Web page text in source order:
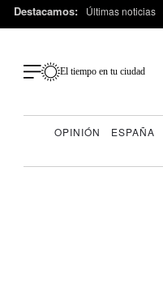
Destacamos: Últimas noticias
El tiempo en tu ciudad
OPINIÓN ESPAÑA